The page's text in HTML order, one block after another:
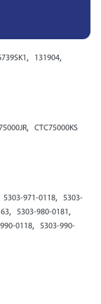
, 131904,
, CTC75000KS
5303-971-0118,
5303-
, 5303-980-0181 ,
0118,
5303-990-